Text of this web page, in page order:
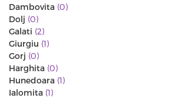
Dambovita (0)
Dolj (0)
Galati (2)
Giurgiu (1)
Gorj (0)
Harghita (0)
Hunedoara (1)
Ialomita (1)